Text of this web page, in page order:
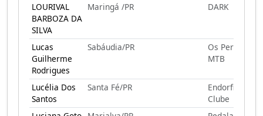
LOURIVAL
BARBOZA DA
SILVA
Maringá /PR DARK
Lucas
Guilherme
Rodrigues
Sabáudia/PR
Os Peruíbe
MTB
Lucélia Dos
Santos
Santa Fé/PR
Endorfina
Clube